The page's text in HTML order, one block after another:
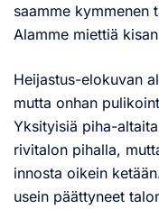
saamme kymmenen
Alamme miettiä
Heijastus-elokuvan
mutta onhan
Yksityisiä piha-
rivitalon pihalla,
innosta oikein
usein päättyneet